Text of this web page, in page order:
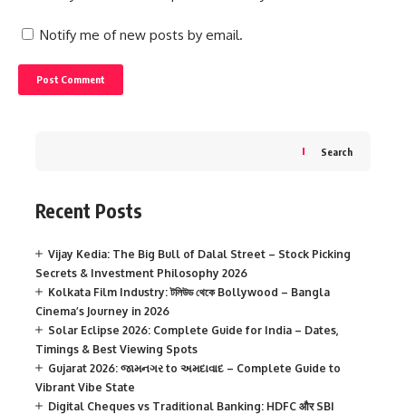
Notify me of new posts by email.
Search
Recent Posts
Vijay Kedia: The Big Bull of Dalal Street – Stock Picking
Secrets & Investment Philosophy 2026
Kolkata Film Industry: টলিউড থেকে Bollywood – Bangla
Cinema’s Journey in 2026
Solar Eclipse 2026: Complete Guide for India – Dates,
Timings & Best Viewing Spots
Gujarat 2026: જામનગર to અમદાવાદ – Complete Guide to
Vibrant Vibe State
Digital Cheques vs Traditional Banking: HDFC और SBI